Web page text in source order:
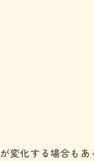
変化する場合もあ